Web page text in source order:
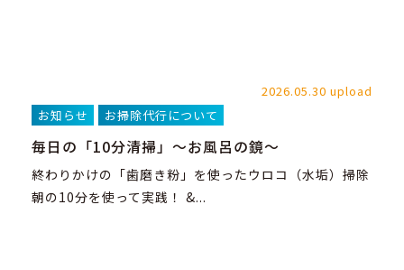
2026.05.30 upload
お知らせ
お掃除代行について
毎日の「10分清掃」～お風呂の鏡～
終わりかけの「歯磨き粉」を使ったウロコ（水垢）掃除
朝の10分を使って実践！ &...